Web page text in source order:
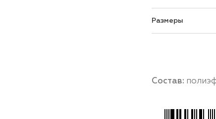
Размеры
Состав: